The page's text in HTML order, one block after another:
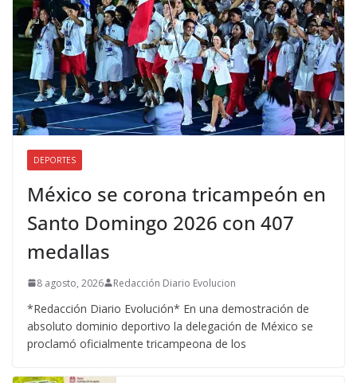
DEPORTES
México se corona tricampeón en
Santo Domingo 2026 con 407
medallas
8 agosto, 2026 Redacción Diario Evolucion
*Redacción Diario Evolución* En una demostración de
absoluto dominio deportivo la delegación de México se
proclamó oficialmente tricampeona de los